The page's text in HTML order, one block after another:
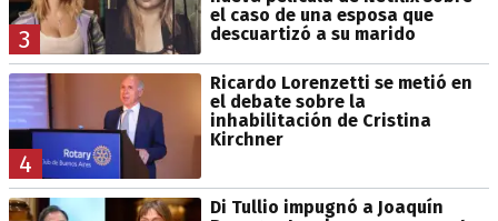
3
el caso de una esposa que
descuartizó a su marido
4
Ricardo Lorenzetti se metió en
el debate sobre la
inhabilitación de Cristina
Kirchner
Di Tullio impugnó a Joaquín